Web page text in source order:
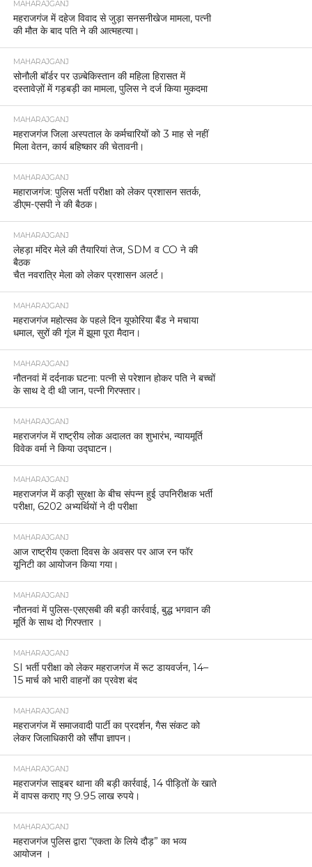
MAHARAJGANJ
महराजगंज में दहेज विवाद से जुड़ा सनसनीखेज मामला, पत्नी
की मौत के बाद पति ने की आत्महत्या।
MAHARAJGANJ
सोनौली बॉर्डर पर उज़्बेकिस्तान की महिला हिरासत में
दस्तावेज़ों में गड़बड़ी का मामला, पुलिस ने दर्ज किया मुकदमा
MAHARAJGANJ
महराजगंज जिला अस्पताल के कर्मचारियों को 3 माह से नहीं
मिला वेतन, कार्य बहिष्कार की चेतावनी।
MAHARAJGANJ
महाराजगंज: पुलिस भर्ती परीक्षा को लेकर प्रशासन सतर्क,
डीएम-एसपी ने की बैठक।
MAHARAJGANJ
लेहड़ा मंदिर मेले की तैयारियां तेज, SDM व CO ने की
बैठक
चैत नवरात्रि मेला को लेकर प्रशासन अलर्ट।
MAHARAJGANJ
महराजगंज महोत्सव के पहले दिन यूफोरिया बैंड ने मचाया
धमाल, सुरों की गूंज में झूमा पूरा मैदान।
MAHARAJGANJ
नौतनवां में दर्दनाक घटना: पत्नी से परेशान होकर पति ने बच्चों
के साथ दे दी थी जान, पत्नी गिरफ्तार।
MAHARAJGANJ
महराजगंज में राष्ट्रीय लोक अदालत का शुभारंभ, न्यायमूर्ति
विवेक वर्मा ने किया उद्घाटन।
MAHARAJGANJ
महराजगंज में कड़ी सुरक्षा के बीच संपन्न हुई उपनिरीक्षक भर्ती
परीक्षा, 6202 अभ्यर्थियों ने दी परीक्षा
MAHARAJGANJ
आज राष्ट्रीय एकता दिवस के अवसर पर आज रन फॉर
यूनिटी का आयोजन किया गया।
MAHARAJGANJ
नौतनवां में पुलिस-एसएसबी की बड़ी कार्रवाई, बुद्ध भगवान की
मूर्ति के साथ दो गिरफ्तार ।
MAHARAJGANJ
SI भर्ती परीक्षा को लेकर महराजगंज में रूट डायवर्जन, 14–
15 मार्च को भारी वाहनों का प्रवेश बंद
MAHARAJGANJ
महराजगंज में समाजवादी पार्टी का प्रदर्शन, गैस संकट को
लेकर जिलाधिकारी को सौंपा ज्ञापन।
MAHARAJGANJ
महराजगंज साइबर थाना की बड़ी कार्रवाई, 14 पीड़ितों के खाते
में वापस कराए गए 9.95 लाख रुपये।
MAHARAJGANJ
महराजगंज पुलिस द्वारा “एकता के लिये दौड़” का भव्य
आयोजन ।